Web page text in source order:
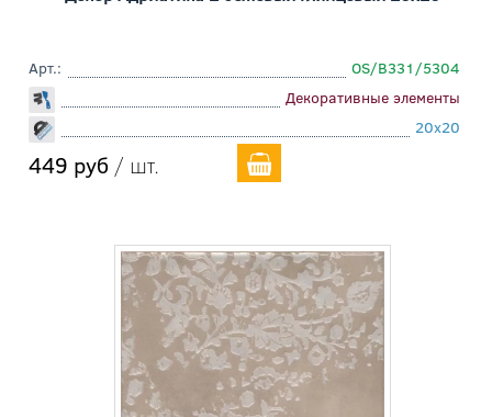
Арт.:
OS/B331/5304
Декоративные элементы
20x20
449 руб / шт.